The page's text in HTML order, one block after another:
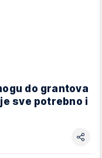
do grantova
sve potrebno i